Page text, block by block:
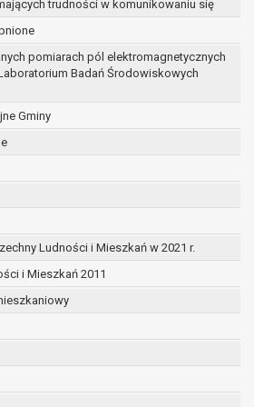
trudności w komunikowaniu się
pomiarach pól elektromagnetycznych
Badań Środowiskowych
Gminy
Ludności i Mieszkań w 2021 r.
i Mieszkań 2011
ewentualnych roszczeń, a w
zgody na przetwarzanie
i rozliczeniu umowy, do
tej zgody.
umów o dofinansowanie
momentu pozyskania
są przez okres wynikający z
zawartej między
określoną instytucją, trwałości
i konieczności zachowania
do celów kontrolnych.
przez
osobowych przysługuje
do treści danych oraz
ich kopii na podstawie art. 15
żądania sprostowania danych na
gdy: